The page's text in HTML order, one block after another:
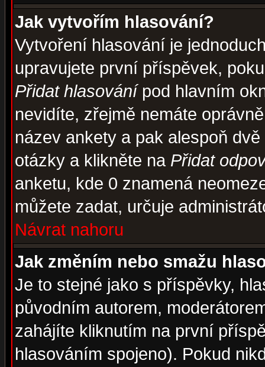
Jak vytvořím hlasování?
Vytvoření hlasování je
upravujete první příspěvek,
Přidat hlasovánípod hlavním
nevidíte, zřejmě nemáte
název ankety a pak alespoň
otázky a klikněte na Přidat
anketu, kde 0 znamená
můžete zadat, určuje
Návrat nahoru
Jak změním nebo smažu
Je to stejné jako s příspěvky,
původním autorem,
zahájíte kliknutím na první
hlasováním spojeno). Pokud